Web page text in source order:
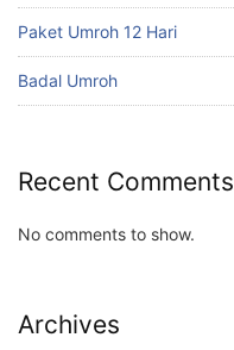
Paket Umroh 12 Hari
Badal Umroh
Recent Comments
No comments to show.
Archives